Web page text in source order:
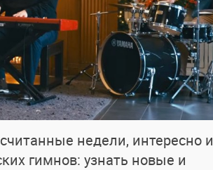
недели, интересно и
гимнов: узнать новые и